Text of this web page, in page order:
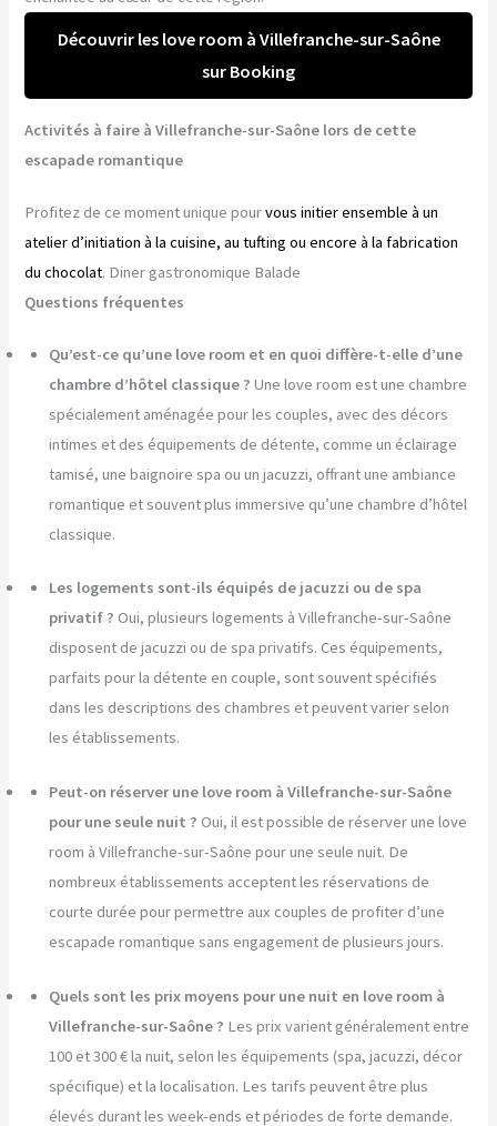
Découvrir les love room à Villefranche-sur-Saône
sur Booking
Activités à faire à Villefranche-sur-Saône lors de cette
escapade romantique
Profitez de ce moment unique pourvous initier ensemble à un
atelier d’initiation à la cuisine, au tufting ou encore à la fabrication
du chocolat. Diner gastronomique Balade
Questions fréquentes
Qu’est-ce qu’une love room et en quoi diffère-t-elle d’une
chambre d’hôtel classique ? Une love room est une chambre
spécialement aménagée pour les couples, avec des décors
intimes et des équipements de détente, comme un éclairage
tamisé, une baignoire spa ou un jacuzzi, offrant une ambiance
romantique et souvent plus immersive qu’une chambre d’hôtel
classique.
Les logements sont-ils équipés de jacuzzi ou de spa
privatif ? Oui, plusieurs logements à Villefranche-sur-Saône
disposent de jacuzzi ou de spa privatifs. Ces équipements,
parfaits pour la détente en couple, sont souvent spécifiés
dans les descriptions des chambres et peuvent varier selon
les établissements.
Peut-on réserver une love room à Villefranche-sur-Saône
pour une seule nuit ? Oui, il est possible de réserver une love
room à Villefranche-sur-Saône pour une seule nuit. De
nombreux établissements acceptent les réservations de
courte durée pour permettre aux couples de profiter d’une
escapade romantique sans engagement de plusieurs jours.
Quels sont les prix moyens pour une nuit en love room à
Villefranche-sur-Saône ? Les prix varient généralement entre
100 et 300 € la nuit, selon les équipements (spa, jacuzzi, décor
spécifique) et la localisation. Les tarifs peuvent être plus
élevés durant les week-ends et périodes de forte demande.